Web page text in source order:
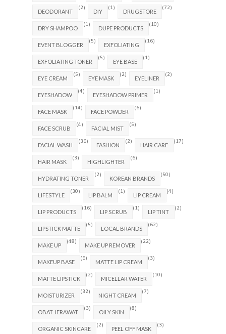
DEODORANT
(2)
DIY
(1)
DRUGSTORE
(72)
DRY SHAMPOO
(1)
DUPE PRODUCTS
(10)
EVENT BLOGGER
(5)
EXFOLIATING
(16)
EXFOLIATING TONER
(5)
EYE BASE
(1)
EYE CREAM
(5)
EYE MASK
(2)
EYELINER
(2)
EYESHADOW
(4)
EYESHADOW PRIMER
(1)
FACE MASK
(14)
FACE POWDER
(6)
FACE SCRUB
(4)
FACIAL MIST
(5)
FACIAL WASH
(36)
FASHION
(2)
HAIR CARE
(17)
HAIR MASK
(3)
HIGHLIGHTER
(6)
HYDRATING TONER
(2)
KOREAN BRANDS
(50)
LIFESTYLE
(30)
LIP BALM
(1)
LIP CREAM
(4)
LIP PRODUCTS
(16)
LIP SCRUB
(1)
LIP TINT
(2)
LIPSTICK MATTE
(5)
LOCAL BRANDS
(62)
MAKE UP
(48)
MAKE UP REMOVER
(22)
MAKEUP BASE
(6)
MATTE LIP CREAM
(3)
MATTE LIPSTICK
(2)
MICELLAR WATER
(10)
MOISTURIZER
(32)
NIGHT CREAM
(7)
OBAT JERAWAT
(3)
OILY SKIN
(8)
ORGANIC SKINCARE
(2)
PEEL OFF MASK
(3)